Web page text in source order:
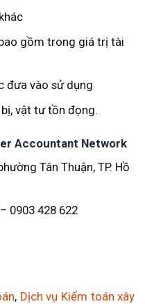
gồm trong giá trị tài
đưa vào sử dụng
vật tư tồn đọng.
Accountant Network
Tân Thuận, TP. Hồ
0903 428 622
, Dịch vụ Kiểm toán xây